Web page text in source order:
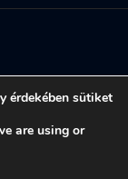
érdekében sütiket
are using or